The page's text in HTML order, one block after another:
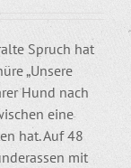
Spruch hat
„Unsere
Hund nach
eine
hat. Auf 48
mit